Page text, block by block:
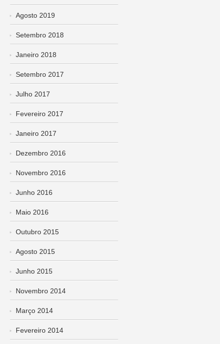
Agosto 2019
Setembro 2018
Janeiro 2018
Setembro 2017
Julho 2017
Fevereiro 2017
Janeiro 2017
Dezembro 2016
Novembro 2016
Junho 2016
Maio 2016
Outubro 2015
Agosto 2015
Junho 2015
Novembro 2014
Março 2014
Fevereiro 2014